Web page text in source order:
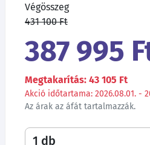
Végösszeg
431 100 Ft
387 995
Megtakarítás: 43 105 Ft
Akció időtartama: 2026.08.01. -
Az árak az áfát tartalmazzák.